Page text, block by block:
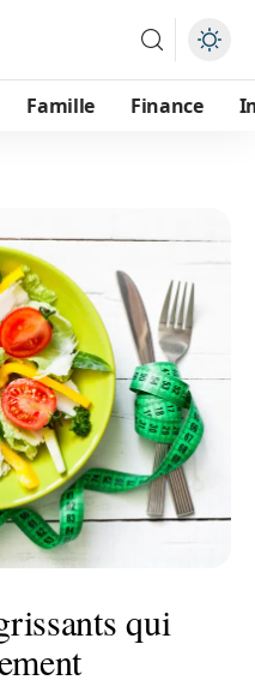
Famille Finance
qui